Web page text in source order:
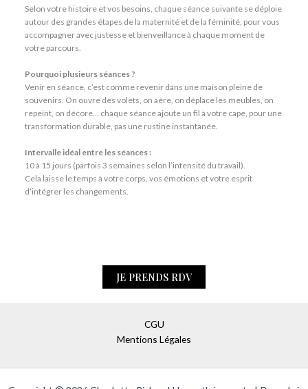
Selon votre histoire et vos besoins, chaque séance suivante se déploie
autour des grandes étapes de la maternité et de la féminité, pour vous
accompagner avec justesse et bienveillance à chaque moment de
votre parcours.
Pourquoi plusieurs séances ?
Venir en séance, c’est comme revenir dans une maison pleine de
souvenirs. On ouvre des volets, on aère, on déplace les meubles, on
repeint, on décore… chaque séance ajoute un fil à votre cape, pour une
transformation durable, pas une rustine instantanée.
Intervalle idéal entre les séances :
10 à 15 jours (parfois 3 semaines selon l’intensité du travail).
Cela laisse le temps à votre corps, vos émotions et votre esprit
d’intégrer les changements.
JE PRENDS RDV
CGU
Mentions Légales